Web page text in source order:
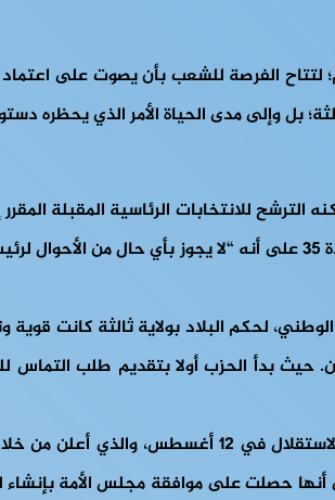
الحياة الأمر الذي يحظره دستور 2015م جملة
الوسطى لعام 2015 صراحةً على رئيس الدولة الترشح لولاية ثالثة مهما كانت المبررات1.
بدأ الحزب أولا بتقديم طلب التماس
“لتطلعات الشعب.
أنها حصلت على موافقة مجلس الأمة